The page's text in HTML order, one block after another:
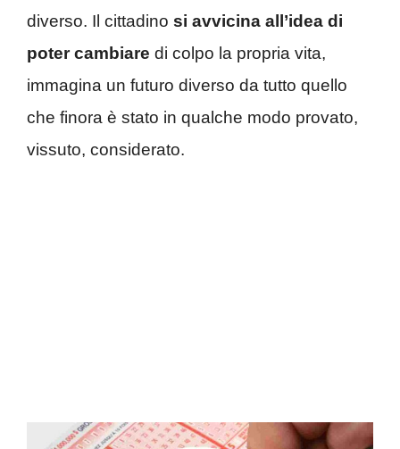
diverso. Il cittadino si avvicina all’idea di
poter cambiare di colpo la propria vita,
immagina un futuro diverso da tutto quello
che finora è stato in qualche modo provato,
vissuto, considerato.